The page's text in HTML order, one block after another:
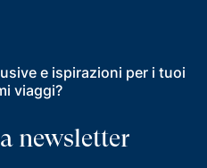
e ispirazioni per i tuoi
viaggi?
newsletter